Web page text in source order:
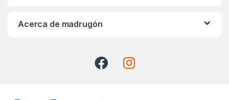
Acerca de madrugón